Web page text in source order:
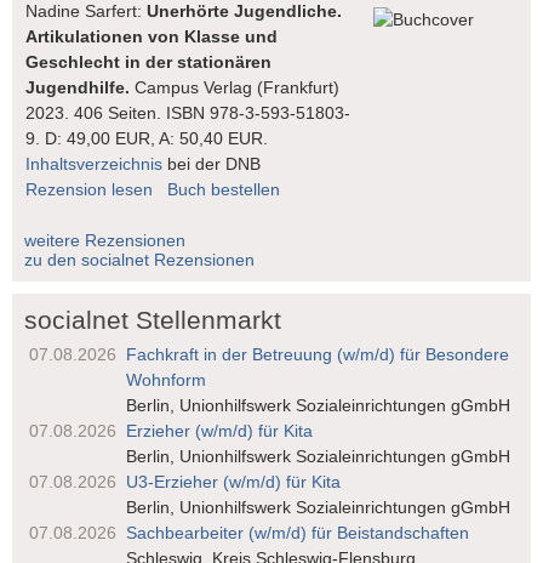
Nadine Sarfert:Unerhörte Jugendliche.
Artikulationen von Klasse und
Geschlecht in der stationären
Jugendhilfe.Campus Verlag (Frankfurt)
2023. 406 Seiten. ISBN 978-3-593-51803-
9. D: 49,00 EUR, A: 50,40 EUR.
Inhaltsverzeichnis bei der DNB
Rezension lesen
Buch bestellen
weitere Rezensionen
zu den socialnet Rezensionen
socialnet Stellenmarkt
07.08.2026
Fachkraft in der Betreuung (w/m/d) für Besondere
Wohnform
Berlin, Unionhilfswerk Sozialeinrichtungen gGmbH
07.08.2026
Erzieher (w/m/d) für Kita
Berlin, Unionhilfswerk Sozialeinrichtungen gGmbH
07.08.2026
U3-Erzieher (w/m/d) für Kita
Berlin, Unionhilfswerk Sozialeinrichtungen gGmbH
07.08.2026
Sachbearbeiter (w/m/d) für Beistandschaften
Schleswig, Kreis Schleswig-Flensburg